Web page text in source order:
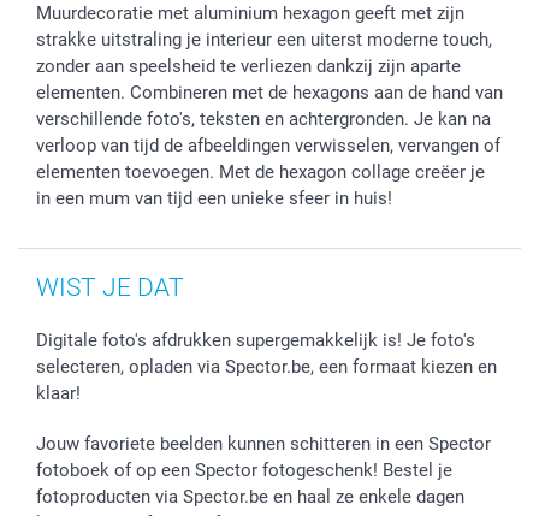
Muurdecoratie met aluminium hexagon geeft met zijn
strakke uitstraling je interieur een uiterst moderne touch,
zonder aan speelsheid te verliezen dankzij zijn aparte
elementen. Combineren met de hexagons aan de hand van
verschillende foto's, teksten en achtergronden. Je kan na
verloop van tijd de afbeeldingen verwisselen, vervangen of
elementen toevoegen. Met de hexagon collage creëer je
in een mum van tijd een unieke sfeer in huis!
WIST JE DAT
Digitale foto's afdrukken supergemakkelijk is! Je foto's
selecteren, opladen via Spector.be, een formaat kiezen en
klaar!
Jouw favoriete beelden kunnen schitteren in een Spector
fotoboek of op een Spector fotogeschenk! Bestel je
fotoproducten via Spector.be en haal ze enkele dagen